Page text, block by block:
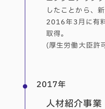
したことから、
2016年3月に有
取得。
(厚生労働大臣
人材紹介事業
2017年